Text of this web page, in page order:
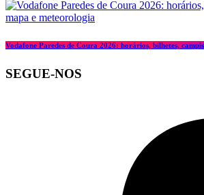
Vodafone Paredes de Coura 2026: horários, bilhetes,
SEGUE-NOS